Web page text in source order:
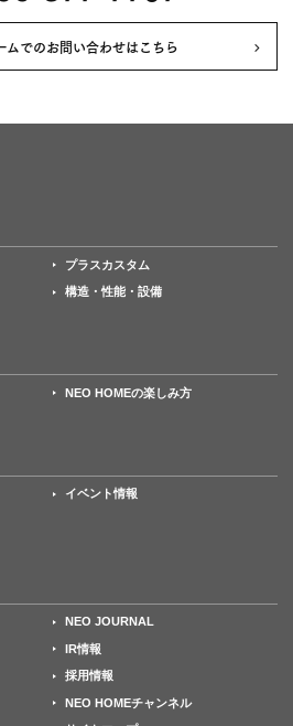
ムでのお問い合わせはこちら
プラスカスタム
構造・性能・設備
NEO HOMEの楽しみ方
イベント情報
NEO JOURNAL
IR情報
採用情報
NEO HOMEチャンネル